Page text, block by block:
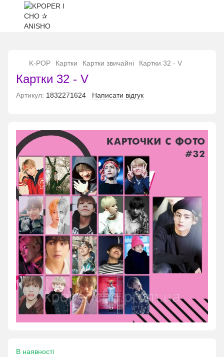
K-POP Картки Картки звичайні Картки 32 - V
Картки 32 - V
Артикул: 1832271624 Написати відгук
В наявності